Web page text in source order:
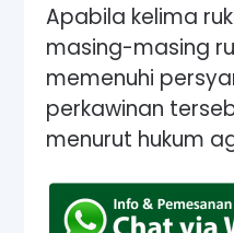
Apabila kelima
masing-masing
memenuhi
perkawinan
menurut hukum